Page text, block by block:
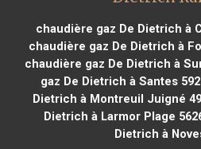
chaudière gaz De Dietrich à
chaudière gaz De Dietrich à
chaudière gaz De Dietrich à
gaz De Dietrich à Santes
Dietrich à Montreuil Juigné
Dietrich à Larmor Plage
Dietrich à